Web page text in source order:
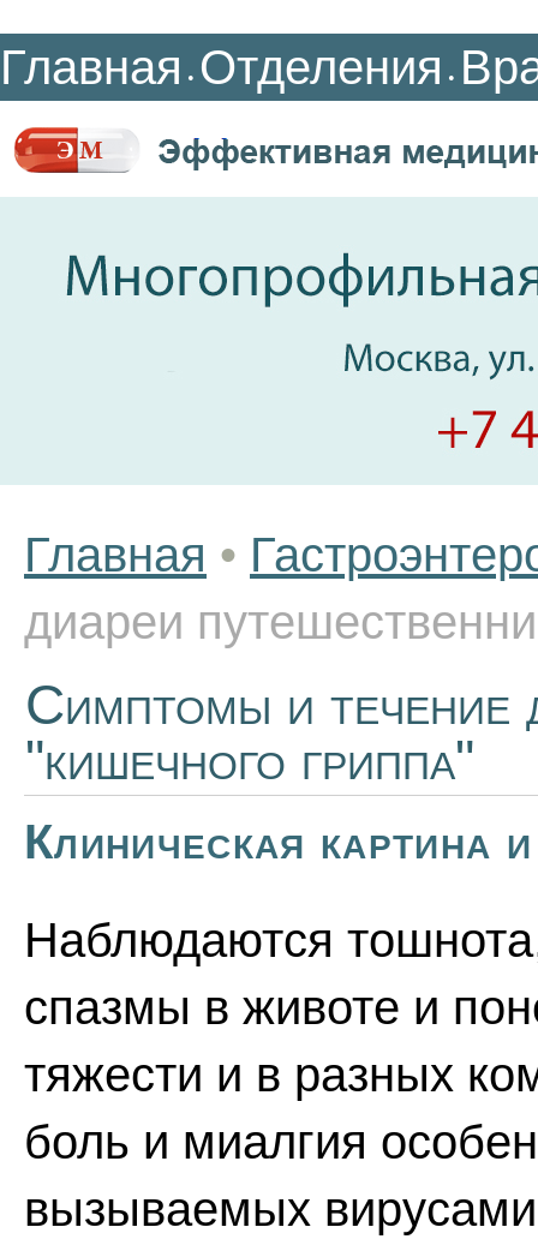
Главная • Отделения •
Главная •
диареи
Симптомы и течение
"кишечного гриппа"
Клиническая картина
Наблюдаются
спазмы в животе и
тяжести и в разных
боль и миалгия
вызываемых